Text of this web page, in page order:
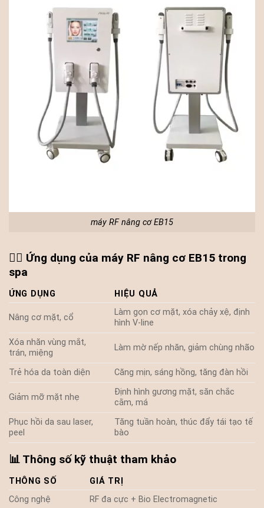
máy RF nâng cơ EB15
💆‍♀️ Ứng dụng của máy RF nâng cơ EB15 trong
spa
ỨNG DỤNG HIỆU QUẢ
Nâng cơ mặt, cổ
Làm gọn cơ mặt, xóa chảy xệ, định
hình V-line
Xóa nhăn vùng mắt,
trán, miệng
Làm mờ nếp nhăn, giảm chùng nhão
Trẻ hóa da toàn diện Căng mịn, sáng hồng, tăng đàn hồi
Giảm mỡ mặt nhẹ
Định hình gương mặt, săn chắc
cằm, má
Phục hồi da sau laser,
peel
Tăng tuần hoàn, thúc đẩy tái tạo tế
bào
📊 Thông số kỹ thuật tham khảo
THÔNG SỐ
GIÁ TRỊ
Công nghệ
RF đa cực + Bio Electromagnetic